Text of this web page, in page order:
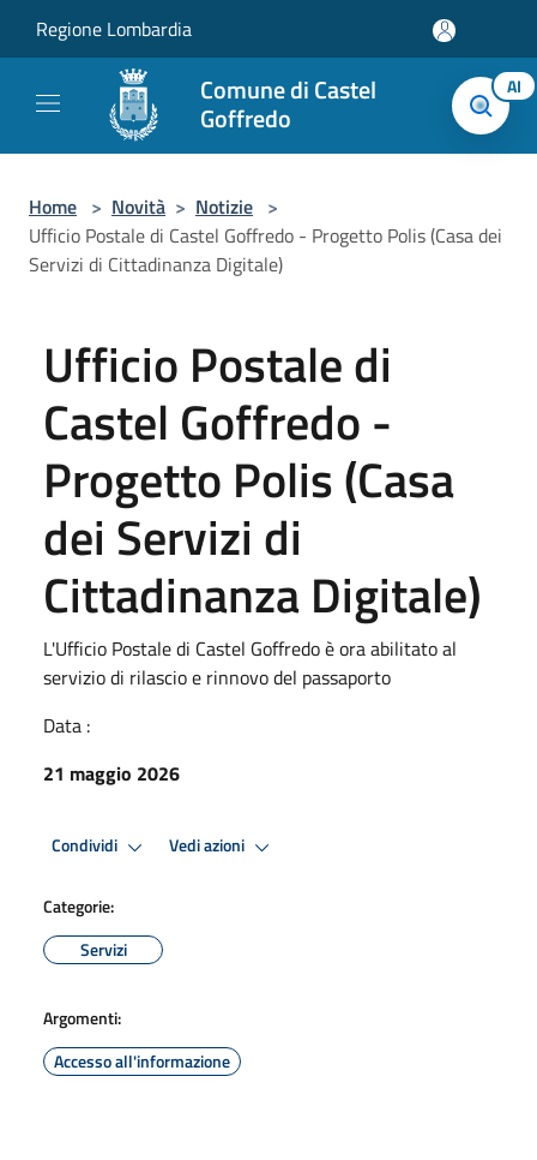
Regione Lombardia
Comune di Castel
Goffredo
AI
Home > Novità > Notizie >
Ufficio Postale di Castel Goffredo - Progetto Polis (Casa dei
Servizi di Cittadinanza Digitale)
Ufficio Postale di
Castel Goffredo -
Progetto Polis (Casa
dei Servizi di
Cittadinanza Digitale)
L'Ufficio Postale di Castel Goffredo è ora abilitato al
servizio di rilascio e rinnovo del passaporto
Data :
21 maggio 2026
Condividi Vedi azioni
Categorie:
Servizi
Argomenti:
Accesso all'informazione